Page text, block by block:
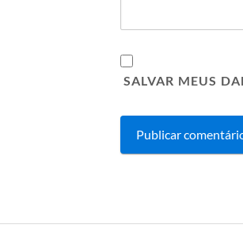
SALVAR MEUS